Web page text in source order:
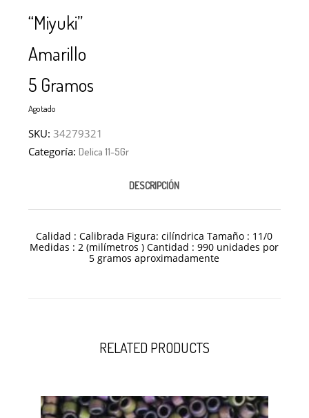
“Miyuki”
Amarillo
5 Gramos
Agotado
SKU:34279321
Categoría:Delica 11-5Gr
DESCRIPCIÓN
Calidad : Calibrada Figura: cilíndrica Tamaño : 11/0
Medidas : 2 (milímetros ) Cantidad : 990 unidades por
5 gramos aproximadamente
RELATED PRODUCTS